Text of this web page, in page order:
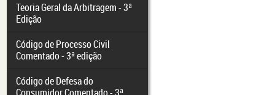
Teoria Geral da Arbitragem - 3ª
Edição
Código de Processo Civil
Comentado - 3ª edição
Código de Defesa do